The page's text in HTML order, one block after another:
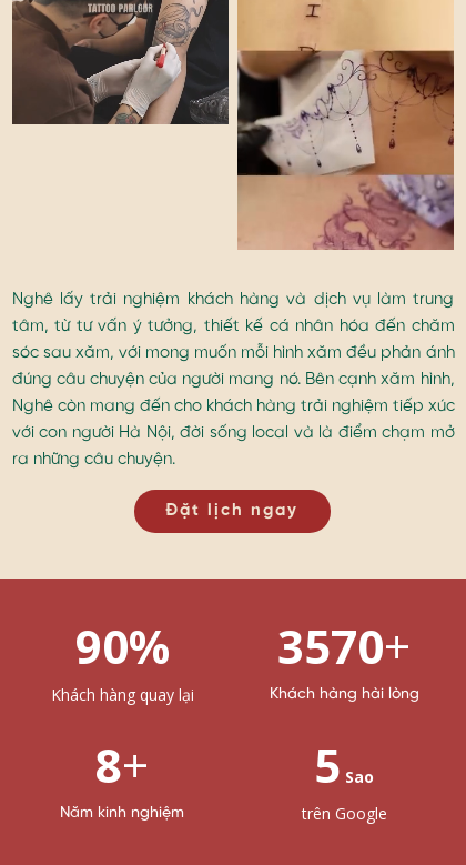
Đặt lịch ngay
Nghê lấy trải nghiệm khách hàng và dịch vụ làm trung
tâm, từ tư vấn ý tưởng, thiết kế cá nhân hóa đến chăm
sóc sau xăm, với mong muốn mỗi hình xăm đều phản ánh
đúng câu chuyện của người mang nó. Bên cạnh xăm hình,
Nghê còn mang đến cho khách hàng trải nghiệm tiếp xúc
với con người Hà Nội, đời sống local và là điểm chạm mở
ra những câu chuyện.
90%
Khách hàng quay lại
5 Sao
trên Google
3570+
Khách hàng hài lòng
8+
Năm kinh nghiệm